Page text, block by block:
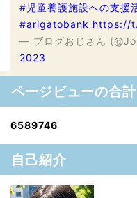
#児童養護施設への支援
#arigatobank https://
— ブログおじさん
2023
ページビューの合計
6589746
自己紹介